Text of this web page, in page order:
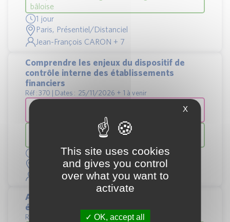
bâloise
1 jour
Paris, Présentiel/Distanciel
Jean-François CARON + 7
Comprendre les enjeux du dispositif de
contrôle interne des établissements
financiers
Réf : 370 | Dates : 25/11/2026 + 1 à venir
Asset Management > Techniques d'audit et de
Banque > Techniques d’audit et de contrôle
Paris, Présentiel/Distanciel
Béatrice BON MICHEL + 3
Audit des engagements : maitriser les
éléments essentiels pour un audit efficace
Réf : 361 | Dates : 07/12/2026 + 1 à venir
X
This site uses cookies
and gives you control
over what you want to
activate
OK, accept all